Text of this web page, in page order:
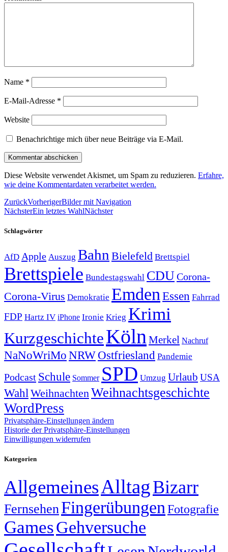
Name *
E-Mail-Adresse *
Website
Benachrichtige mich über neue Beiträge via E-Mail.
Diese Website verwendet Akismet, um Spam zu reduzieren. Erfahre,
wie deine Kommentardaten verarbeitet werden.
ZurückVorherigerBilder mit Navigation
NächsterEin letztes WahlNächster
Schlagwörter
AfD Apple Auszug Bahn Bielefeld Brettspiel
Brettspiele Bundestagswahl CDUCorona-
Corona-Virus Demokratie Emden Essen Fahrrad
FDP Hartz IV iPhone Ironie Krieg Krimi
KurzgeschichteKölnMerkel Nachruf
NaNoWriMo NRWOstfriesland Pandemie
Podcast Schule Sommer SPD Umzug Urlaub USA
WahlWeihnachtenWeihnachtsgeschichte
WordPress
Privatsphäre-Einstellungen ändern
Historie der Privatsphäre-Einstellungen
Einwilligungen widerrufen
Kategorien
AllgemeinesAlltagBizarr
Fernsehen Fingerübungen Fotografie
GamesGehversuche